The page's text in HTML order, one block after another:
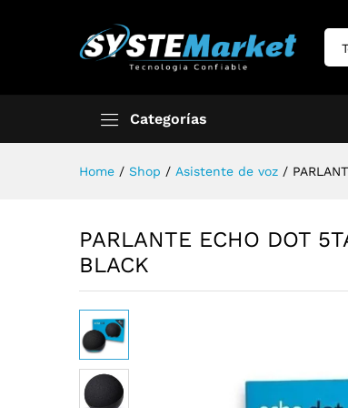
Categorías
Home / Shop / Asistente de voz /
PARLANTE ECHO DOT
BLACK